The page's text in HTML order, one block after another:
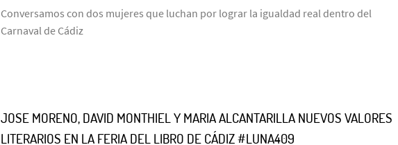
Conversamos con dos mujeres que luchan por lograr la igualdad real dentro del
Carnaval de Cádiz
JOSE MORENO, DAVID MONTHIEL Y MARIA ALCANTARILLA NUEVOS VALORES
LITERARIOS EN LA FERIA DEL LIBRO DE CÁDIZ #LUNA409